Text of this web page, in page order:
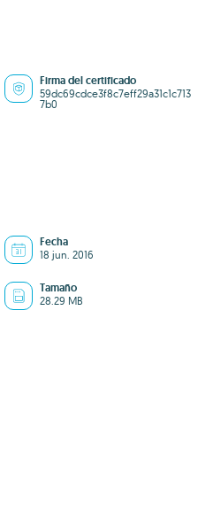
Firma del certificado
59dc69cdce3f8c7eff29a31c1c713
7b0
Fecha
18 jun. 2016
Tamaño
28.29 MB